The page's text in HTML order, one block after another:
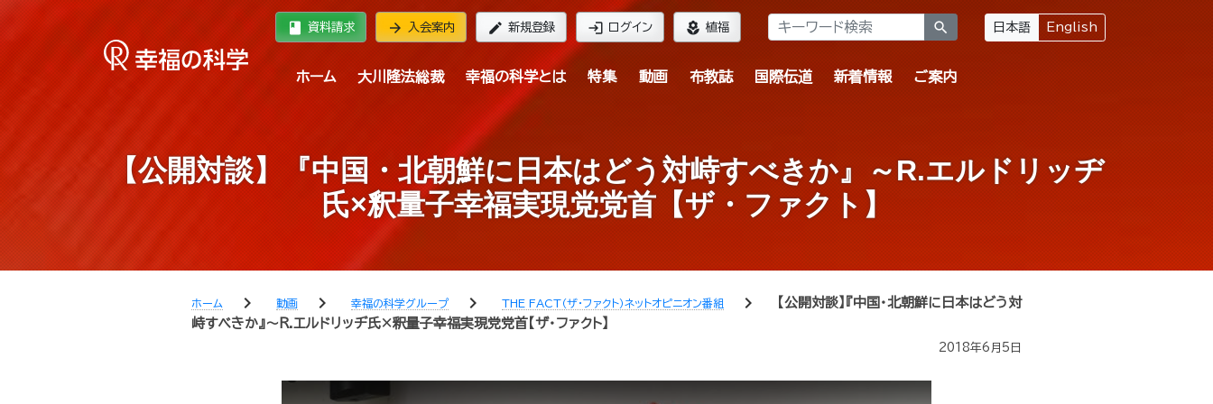
book 資料請求 arrow_forward 入会案内 edit 新規登録 login ログイン local_florist 植福 search 日本語 English
ホーム 大川隆法総裁 幸福の科学とは 特集 動画 布教誌 国際伝道 新着情報 ご案内
【公開対談】『中国・北朝鮮に日本はどう対峙すべきか』～R.エルドリッヂ
氏×釈量子幸福実現党党首【ザ・ファクト】
ホーム chevron_right 動画 chevron_right 幸福の科学グループ chevron_right THE FACT（ザ・ファクト）ネットオピニオン番組 chevron_right
【公開対談】『中国・北朝鮮に日本はどう対
峙すべきか』～R.エルドリッヂ氏×釈量子幸福実現党党首【ザ・ファクト】
2018年6月5日